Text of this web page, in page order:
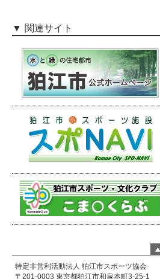
関連サイト
特定非営利活動法人 狛江市スポーツ協会
〒201-0003 東京都狛江市和泉本町3-25-1